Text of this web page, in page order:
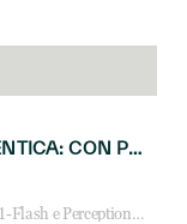
CYBERSECURITY AGENTICA: CON PERCEPTION E MAI-CYBER-1-FLASH MICROSOFT APRE NUOVI SERVIZI PER IL CANALE
Microsoft lancia MAI-Cyber-1-Flash e Perception: cybersecurity agentica in preview dal 3 novembre. Cosa cambia per MSP, system integrator e reseller.